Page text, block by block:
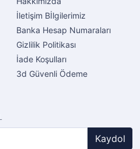
İletişim Bİlgilerimiz
Banka Hesap Numaraları
Gizlilik Politikası
İade Koşulları
3d Güvenli Ödeme
Kaydol